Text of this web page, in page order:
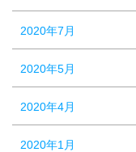
2020年7月
2020年5月
2020年4月
2020年1月